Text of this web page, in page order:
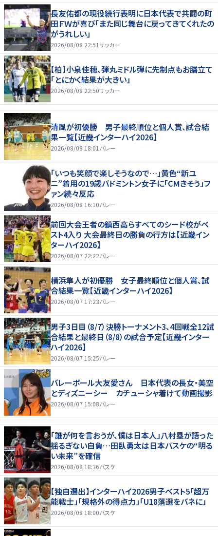
長友佑都の現役続行表明に日本代表で共闘の町
田ＦＷが喜び「また同じ舞台に戻ってきてくれたの
がうれしい」
2026/08/08 22:51サッカー
【柏】小泉佳穂、弾丸ミドル弾に先制点もお膳立て
「とにかく結果が大きい」
2026/08/08 22:50サッカー
清風が初優勝 男子最終順位と個人賞、試合結
果一覧【近畿インターハイ2026】
2026/08/08 18:01 バレー
「いつも笑顔で楽しそうなので…」黄色“新ユ
ニ”着用の19歳バドミントン女子に「CMきそう」フ
ァン続々反応
2026/08/08 16:10バレー
前回大会王者の鎮西高らすべてのシード校がベ
スト4入り 大会最終日の勝負の行方は【近畿イン
ターハイ2026】
2026/08/07 22:22バレー
横浜隼人が初優勝 女子最終順位と個人賞、試
合結果一覧【近畿インターハイ2026】
2026/08/07 17:23バレー
男子3日目（8/7）決勝トーナメント3、4回戦全12試
合結果と最終日（8/8）の試合予定【近畿インター
ハイ2026】
2026/08/07 15:25バレー
バレーボール大友愛さん 日本代表の長女・美空
とディズニーシー カチューシャ着けて動画撮影
2026/08/07 15:08バレー
「誰が何を言おうが、僕は日本人」八村塁が語った
揺るぎない自負…田臥勇太は日本バスケの“明る
い未来”を確信
2026/08/08 18:36バスケ
【独自選出】インターハイ2026男子ベスト5「超万
能戦士」「規格外の得点力」「U18落選をバネに」
2026/08/08 18:00バスケ